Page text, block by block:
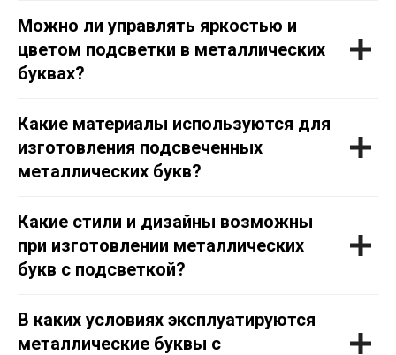
Можно ли управлять яркостью и
цветом подсветки в металлических
буквах?
Какие материалы используются для
изготовления подсвеченных
металлических букв?
Какие стили и дизайны возможны
при изготовлении металлических
букв с подсветкой?
В каких условиях эксплуатируются
металлические буквы с